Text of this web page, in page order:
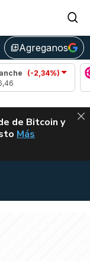
library_addAgreganos
Polkadot
de Bitcoin y
VUELVE EL
Más